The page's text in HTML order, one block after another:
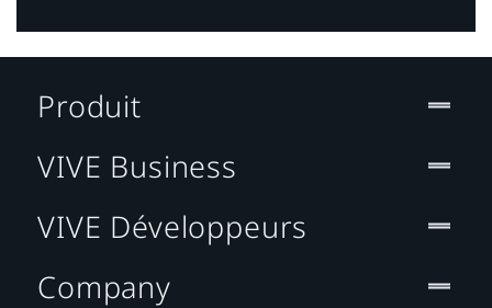
Produit
VIVE Business
VIVE Développeurs
Company